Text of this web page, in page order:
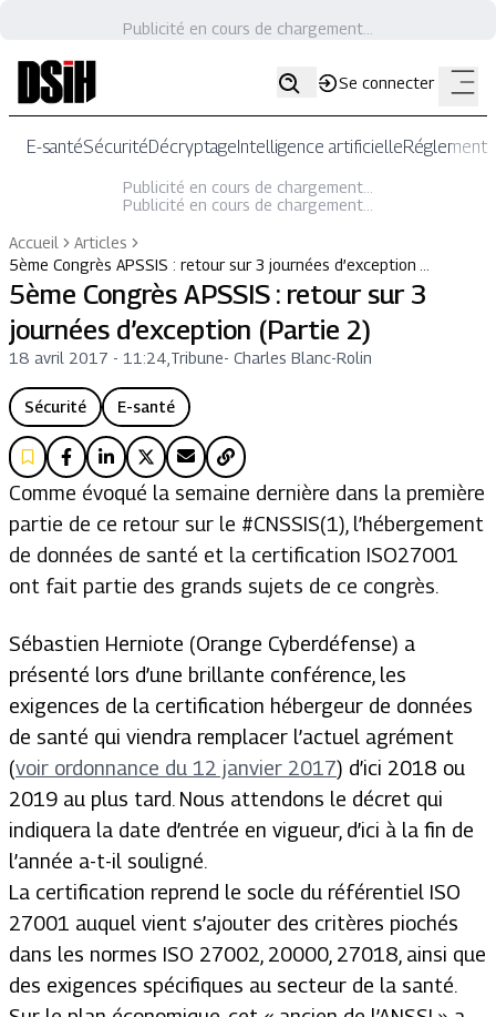
Publicité en cours de chargement...
Se connecter
E-santéSécuritéDécryptageIntelligence artificielle
Publicité en cours de chargement...
Publicité en cours de chargement...
Accueil
Articles
5ème Congrès APSSIS : retour sur 3 journées d’exception …
5ème Congrès APSSIS : retour sur 3
journées d’exception (Partie 2)
18 avril 2017 - 11:24 Tribune- Charles Blanc-Rolin
Sécurité E-santé
Comme évoqué la semaine dernière dans la première
partie de ce retour sur le #CNSSIS(1), l’hébergement
de données de santé et la certification ISO27001
ont fait partie des grands sujets de ce congrès.
Sébastien Herniote (Orange Cyberdéfense) a
présenté lors d’une brillante conférence, les
exigences de la certification hébergeur de données
de santé qui viendra remplacer l’actuel agrément
(voir ordonnance du 12 janvier 2017) d’ici 2018 ou
2019 au plus tard. Nous attendons le décret qui
indiquera la date d’entrée en vigueur, d’ici à la fin de
l’année a-t-il souligné.
La certification reprend le socle du référentiel ISO
27001 auquel vient s’ajouter des critères piochés
dans les normes ISO 27002, 20000, 27018, ainsi que
des exigences spécifiques au secteur de la santé.